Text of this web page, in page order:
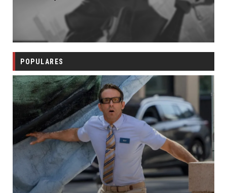
POPULARES